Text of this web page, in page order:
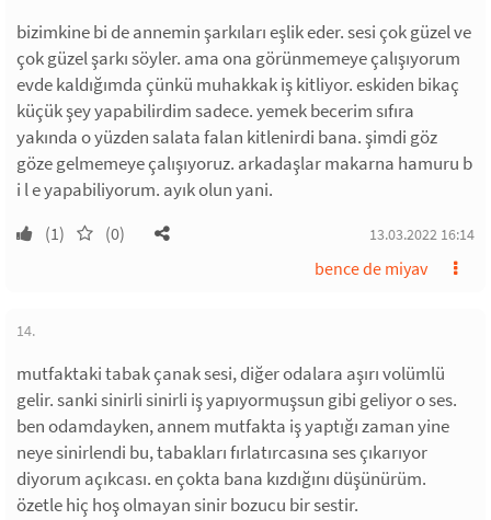
bizimkine bi de annemin şarkıları eşlik eder. sesi çok güzel ve
çok güzel şarkı söyler. ama ona görünmemeye çalışıyorum
evde kaldığımda çünkü muhakkak iş kitliyor. eskiden bikaç
küçük şey yapabilirdim sadece. yemek becerim sıfıra
yakında o yüzden salata falan kitlenirdi bana. şimdi göz
göze gelmemeye çalışıyoruz. arkadaşlar makarna hamuru b
i l e yapabiliyorum. ayık olun yani.
(1) (0) 13.03.2022 16:14
bence de miyav
14.
mutfaktaki tabak çanak sesi, diğer odalara aşırı volümlü
gelir. sanki sinirli sinirli iş yapıyormuşsun gibi geliyor o ses.
ben odamdayken, annem mutfakta iş yaptığı zaman yine
neye sinirlendi bu, tabakları fırlatırcasına ses çıkarıyor
diyorum açıkcası. en çokta bana kızdığını düşünürüm.
özetle hiç hoş olmayan sinir bozucu bir sestir.